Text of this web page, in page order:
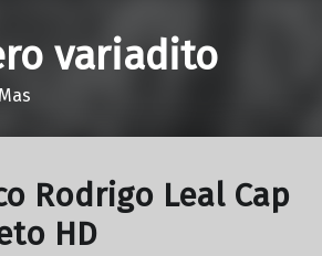
variadito
Rodrigo Leal Cap
HD